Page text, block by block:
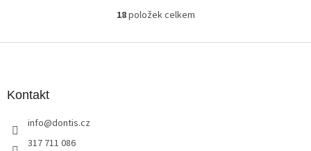
přizpůsobivosti. To vše díky
nešidí na přizpůsobivosti. To
vše díky použití hybridní pěny.
O
l
18položek celkem
Kontakt
info@dontis.cz
317 711 086